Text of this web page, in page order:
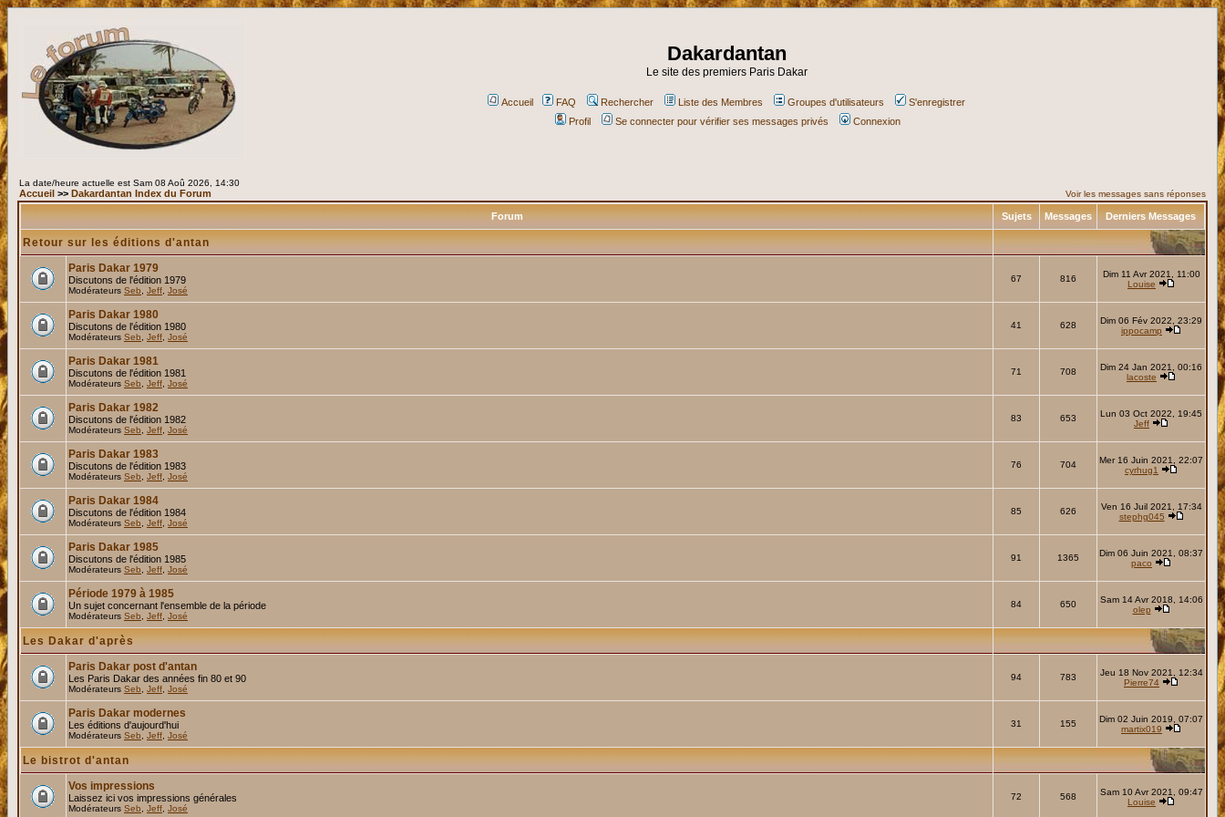
Dakardantan
Le site des premiers Paris Dakar
Accueil FAQ Rechercher Liste des Membres Groupes d'utilisateurs
S'enregistrer
Profil
Se connecter pour vérifier ses messages privés Connexion
La date/heure actuelle est Sam 08 Aoû 2026, 14:30
Accueil >> Dakardantan Index du Forum Voir les messages sans réponses
Forum Sujets Messages Derniers Messages
Retour sur les éditions d'antan
Paris Dakar 1979
Discutons de l'édition 1979
Modérateurs Seb Jeff José
67 816
Dim 11 Avr 2021, 11:00
Louise
Paris Dakar 1980
Discutons de l'édition 1980
Modérateurs Seb Jeff José
41 628
Dim 06 Fév 2022, 23:29
ippocamp
Paris Dakar 1981
Discutons de l'édition 1981
Modérateurs Seb Jeff José
71 708
Dim 24 Jan 2021, 00:16
lacoste
Paris Dakar 1982
Discutons de l'édition 1982
Modérateurs Seb Jeff José
83 653
Lun 03 Oct 2022, 19:45
Jeff
Paris Dakar 1983
Discutons de l'édition 1983
Modérateurs Seb Jeff José
76 704
Mer 16 Juin 2021, 22:07
cyrhug1
Paris Dakar 1984
Discutons de l'édition 1984
Modérateurs Seb Jeff José
85 626
Ven 16 Juil 2021, 17:34
stephg045
Paris Dakar 1985
Discutons de l'édition 1985
Modérateurs Seb Jeff José
91 1365
Dim 06 Juin 2021, 08:37
paco
Période 1979 à 1985
Un sujet concernant l'ensemble de la période
Modérateurs Seb Jeff José
84 650
Sam 14 Avr 2018, 14:06
olep
Les Dakar d'après
Paris Dakar post d'antan
Les Paris Dakar des années fin 80 et 90
Modérateurs Seb Jeff José
94 783
Jeu 18 Nov 2021, 12:34
Pierre74
Paris Dakar modernes
Les éditions d'aujourd'hui
Modérateurs Seb Jeff José
31 155
Dim 02 Juin 2019, 07:07
martix019
Le bistrot d'antan
Vos impressions
Laissez ici vos impressions générales
Modérateurs Seb Jeff José
72 568
Sam 10 Avr 2021, 09:47
Louise